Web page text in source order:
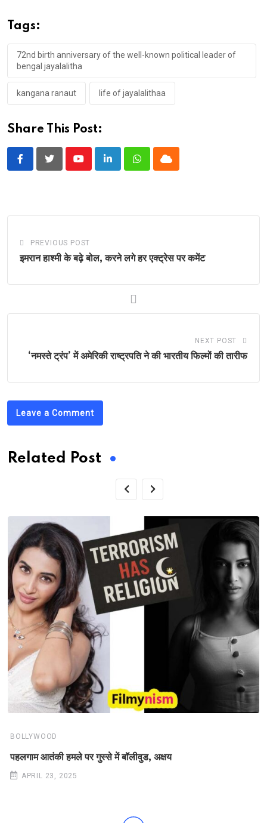
Tags:
72nd birth anniversary of the well-known political leader of
bengal jayalalitha
kangana ranaut life of jayalalithaa
Share This Post:
YoutubeLinkedInWhatsappCloud
PREVIOUS POST
इमरान हाश्मी के बढ़े बोल, करने लगे हर एक्ट्रेस पर कमेंट
NEXT POST
‘नमस्ते ट्रंप’ में अमेरिकी राष्ट्रपति ने की भारतीय फिल्मों की तारीफ
Leave a Comment
Related Post
BOLLYWOOD
पहलगाम आतंकी हमले पर गुस्से में बॉलीवुड, अक्षय
APRIL 23, 2025